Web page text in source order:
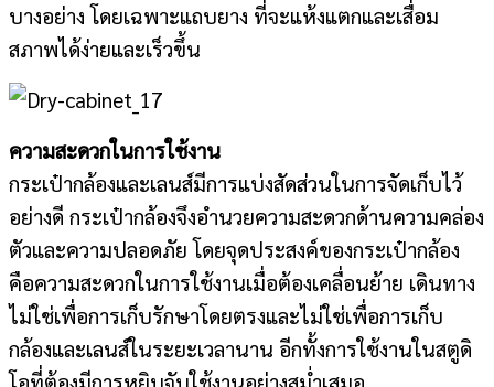
บางอย่าง โดยเฉพาะแถบยาง ที่จะแห้งแตกและเสื่อม
สภาพได้ง่ายและเร็วขึ้น
ความสะดวกในการใช้งาน
กระเป๋ากล้องและเลนส์มีการแบ่งสัดส่วนในการจัดเก็บไว้
อย่างดี กระเป๋ากล้องจึงอำนวยความสะดวกด้านความคล่อง
ตัวและความปลอดภัย โดยจุดประสงค์ของกระเป๋ากล้อง
คือความสะดวกในการใช้งานเมื่อต้องเคลื่อนย้าย เดินทาง
ไม่ใช่เพื่อการเก็บรักษาโดยตรงและไม่ใช่เพื่อการเก็บ
กล้องและเลนส์ในระยะเวลานาน อีกทั้งการใช้งานในสตูดิ
โอที่ต้องมีการหยิบจับใช้งานอย่างสม่ำเสมอ